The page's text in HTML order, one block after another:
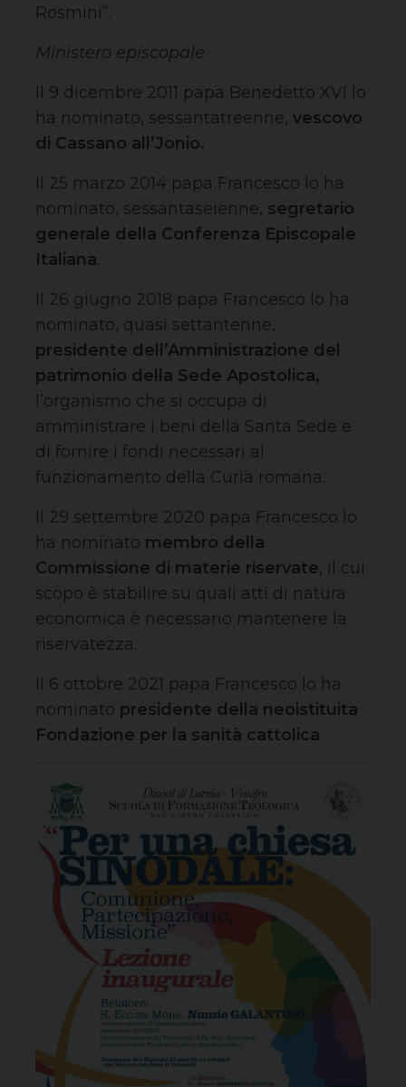
Rosmini”.
Ministero episcopale
Il 9 dicembre 2011 papa Benedetto XVI lo
ha nominato, sessantatreenne, vescovo
di Cassano all’Jonio.
Il 25 marzo 2014 papa Francesco lo ha
nominato, sessantaseienne, segretario
generale della Conferenza Episcopale
Italiana.
Il 26 giugno 2018 papa Francesco lo ha
nominato, quasi settantenne,
presidente dell’Amministrazione del
patrimonio della Sede Apostolica,
l’organismo che si occupa di
amministrare i beni della Santa Sede e
di fornire i fondi necessari al
funzionamento della Curia romana.
Il 29 settembre 2020 papa Francesco lo
ha nominato membro della
Commissione di materie riservate, il cui
scopo è stabilire su quali atti di natura
economica è necessario mantenere la
riservatezza.
Il 6 ottobre 2021 papa Francesco lo ha
nominato presidente della neoistituita
Fondazione per la sanità cattolica.